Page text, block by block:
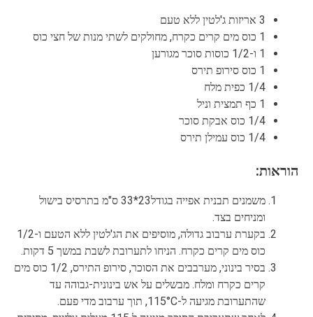
3 אריזות ג'לטין ללא טעם
1 כוס מים קרים כקרח, מחולקים לשתי מנות של חצי כוס
1 ו-1/2 כוסות סוכר מגורען
1 כוס סירופ תירס
1/4 כפית מלח
1 כף תמצית וניל
1/4 כוס אבקת סוכר
1/4 כוס עמילן תירס
הוראות:
משמנים תבנית אפייה בגודל23*33 ס"מ בתרסיס בישול
ומניחים בצד.
בקערת ערבוב גדולה, מוסיפים את הג'לטין ללא הטעם ו-1/2
כוס מים קרים כקרח. הניחו לתערובת לשבת במשך 5 דקות.
בסיר בינוני, מערבבים את הסוכר, סירופ התירס, 1/2 כוס מים
קרים כקרח ומלח. מבשלים על אש בינונית-גבוהה עד
שהתערובת מגיעה ל-115°C, תוך ערבוב מדי פעם.